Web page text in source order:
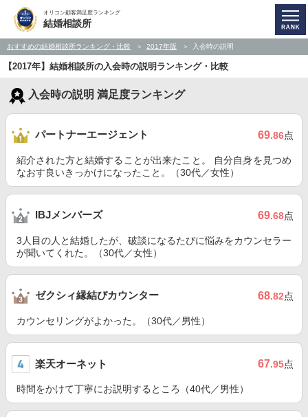
オリコン顧客満足度ランキング
結婚相談所
おすすめの結婚相談所ランキング・比較 2017年版 入会時の説明
【2017年】結婚相談所の入会時の説明ランキング・比較
入会時の説明 満足度ランキング
パートナーエージェント 69.86点
紹介された方と結婚することが出来たこと。 自分自身を見つめ
なおす良いきっかけになったこと。（30代／女性）
IBJメンバーズ 69.68点
3人目の人と結婚したが、破談になるたびに悩みをカウンセラー
が聞いてくれた。（30代／女性）
ゼクシィ縁結びカウンター 68.82点
カウンセリングがよかった。（30代／男性）
楽天オーネット 67.95点
時間をかけて丁寧にお説明するところ（40代／男性）